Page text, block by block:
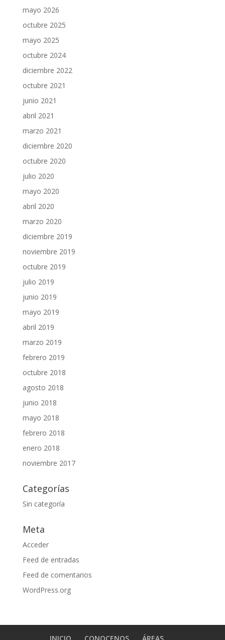
mayo 2026
octubre 2025
mayo 2025
octubre 2024
diciembre 2022
octubre 2021
junio 2021
abril 2021
marzo 2021
diciembre 2020
octubre 2020
julio 2020
mayo 2020
abril 2020
marzo 2020
diciembre 2019
noviembre 2019
octubre 2019
julio 2019
junio 2019
mayo 2019
abril 2019
marzo 2019
febrero 2019
octubre 2018
agosto 2018
junio 2018
mayo 2018
febrero 2018
enero 2018
noviembre 2017
Categorías
Sin categoría
Meta
Acceder
Feed de entradas
Feed de comentarios
WordPress.org